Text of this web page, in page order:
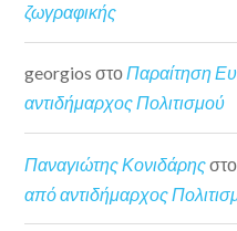
ζωγραφικής
georgios στοΠαραίτηση
αντιδήμαρχος Πολιτισμού
Παναγιώτης Κονιδάρηςστο
από αντιδήμαρχος